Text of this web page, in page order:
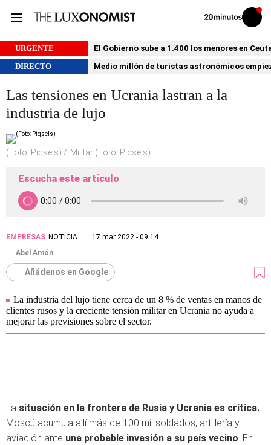
Volver
Iniciar
sesión
URGENTE
El Gobierno sube a 1.400 los menores en
DIRECTO
Medio millón de turistas astronómicos
Las tensiones en Ucrania lastran a la
industria de lujo
(Foto: Piqsels) Militar (Foto: Piqsels)
Escucha este artículo
EMPRESAS NOTICIA
17 mar 2022 - 09:14
Abel Amón
Añádenos en Google
La industria del lujo tiene cerca de un 8 % de ventas en manos de
clientes rusos y la creciente tensión militar en Ucrania no ayuda a
mejorar las previsiones sobre el sector.
La situación en la frontera de Rusia y Ucrania es crítica.
Moscú acumula allí más de 100 mil soldados, artillería y
aviación ante una probable invasión a su país vecino. En